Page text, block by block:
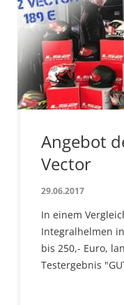
Angebot
Vector
29.06.2017
In einem
Integralhelmen
bis 250,- Euro,
Testergebnis